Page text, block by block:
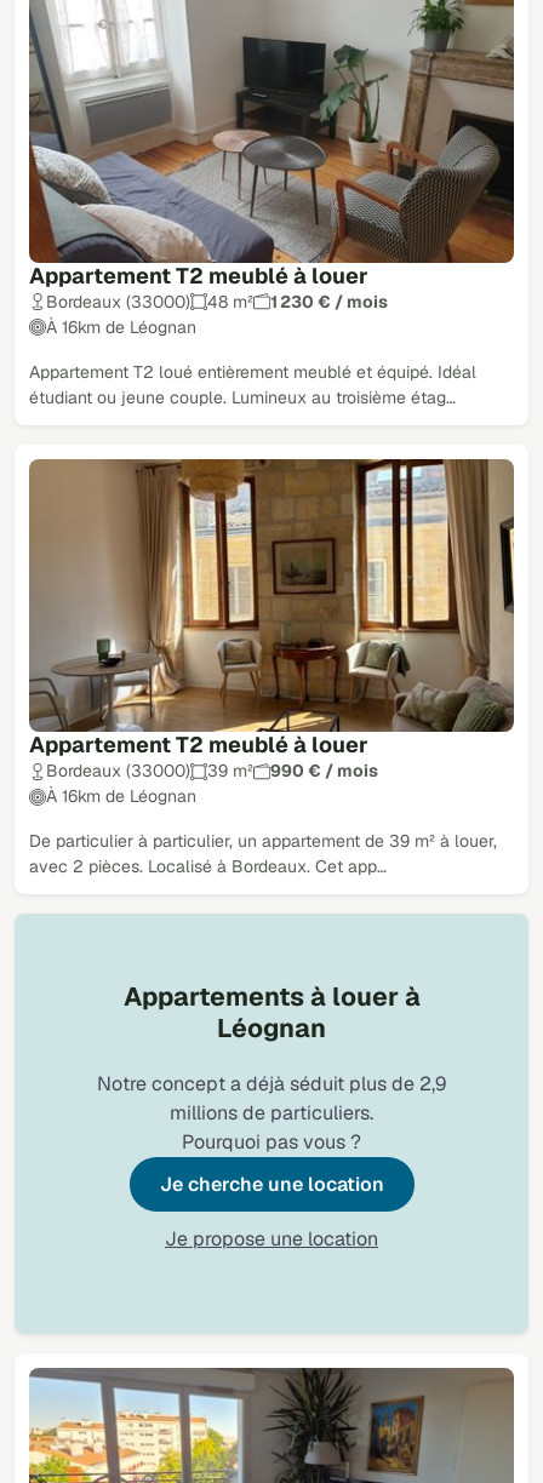
Appartement T2 meublé à louer
Bordeaux (33000) 48 m²
1 230 € / mois
À 16km de Léognan
Appartement T2 loué entièrement meublé et équipé. Idéal
étudiant ou jeune couple. Lumineux au troisième étag…
Appartement T2 meublé à louer
Bordeaux (33000) 39 m²
990 € / mois
À 16km de Léognan
De particulier à particulier, un appartement de 39 m² à louer,
avec 2 pièces. Localisé à Bordeaux. Cet app…
Appartements à louer à
Léognan
Notre concept a déjà séduit plus de 2,9
millions de particuliers.
Pourquoi pas vous ?
Je cherche une location
Je propose une location